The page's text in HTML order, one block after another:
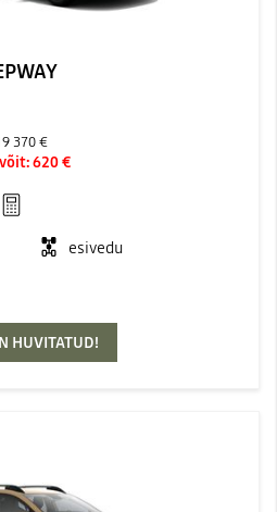
370 €
620 €
esivedu
HUVITATUD!